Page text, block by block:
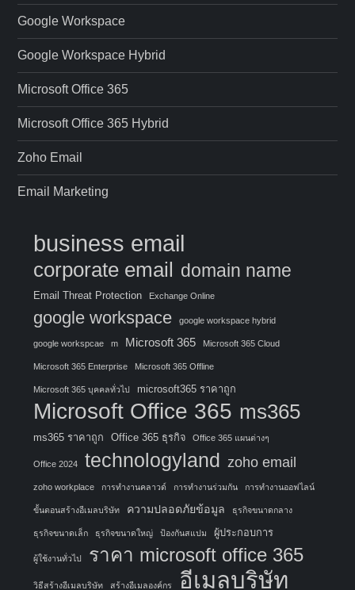
Google Workspace
Google Workspace Hybrid
Microsoft Office 365
Microsoft Office 365 Hybrid
Zoho Email
Email Marketing
business email
corporate email domain name
Email Threat Protection Exchange Online
google workspace google workspace hybrid
google workspcae m Microsoft 365 Microsoft 365 Cloud
Microsoft 365 Enterprise Microsoft 365 Offline
Microsoft 365 บุคคลทั่วไป microsoft365 ราคาถูก
Microsoft Office 365 ms365
ms365 ราคาถูก Office 365 ธุรกิจ Office 365 แผนต่างๆ
Office 2024 technologyland zoho email
zoho workplace การทำงานคลาวด์ การทำงานร่วมกัน การทำงานออฟไลน์
ขั้นตอนสร้างอีเมลบริษัท ความปลอดภัยข้อมูล ธุรกิจขนาดกลาง
ธุรกิจขนาดเล็ก ธุรกิจขนาดใหญ่ ป้องกันสแปม ผู้ประกอบการ
ผู้ใช้งานทั่วไป ราคา microsoft office 365
วิธีสร้างอีเมลบริษัท สร้างอีเมลองค์กร อีเมลบริษัท